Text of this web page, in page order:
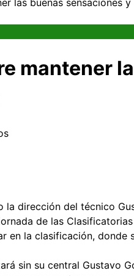
las buenas sensaciones
mantener
la dirección del técnico
de las
en la clasificación,
sin su central Gustavo